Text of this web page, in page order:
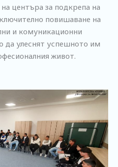
центъра за подкрепа на
повишаване на
и комуникационни
да улеснят успешното им
живот.